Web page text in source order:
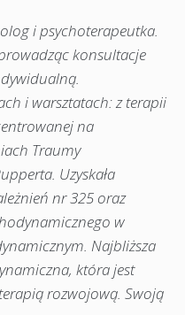
i psychoterapeutka.
konsultacje
i warsztatach: z terapii
na
Traumy
Uzyskała
nr 325 oraz
w
Najbliższa
która jest
rozwojową. Swoją